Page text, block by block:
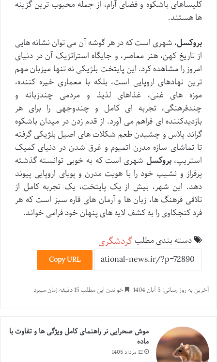
کلیساهای باشکوه و فضای آرام، از جمله محبوب ترین گزینه
ها هستند.
بروکسل، شهری است که در هر گوشه آن می توان نشانه هایی
از تاریخ کهن، هنر معاصر، و جایگاه استراتژیک آن در دنیای
امروز را مشاهده کرد. این پایتخت بلژیکی نه تنها میزبان مهم
ترین نهادهای اروپایی است، بلکه با معماری خیره کننده،
موزه های غنی، غذاهای لذیذ و مردمی چندزبانه و
چندفرهنگی، تجربه ای کامل و چندوجهی را برای هر
بازدیدکننده ای فراهم می آورد. از قدم زدن در میدان باشکوه
گراند پلاس و چشیدن طعم شکلات های اصیل بلژیکی گرفته
تا تماشای سازه مدرن اتمیوم و غرق شدن در دنیای کمیک
استریپ،بروکسل شهری است که به خوبی توانسته گذشته
پرفراز و نشیب خود را با هویت مدرن و پویای اروپایی پیوند
دهد. این شهر، بیش از یک پایتخت، یک تجربه کامل از
تلاقی فرهنگ ها، زبان ها و آرمان های قاره سبز است که هر
فرد کنجکاوی را به کشف لایه های پنهان خود فرامی خواند.
دسته بندی مطلبگردشگری
Copy URL
آخرین به روز رسانی: 5 آبان 1404 خواندن این مطلب 15 دقیقه زمان میبرد
موش صحرایی نر راهنمای کامل ویژگی ها و تفاوت با
ماده
12 مرداد 1405